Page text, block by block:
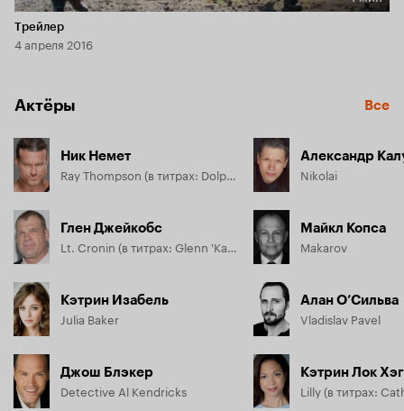
Длительность 1 мин
Трейлер
4 апреля 2016
Актёры Все
Ник Немет
Глен Джейкобс
Кэтрин Изабель
Julia Baker
Джош Блэкер
Detective Al Kendricks
Александр
Nikolai
Майкл Копса
Makarov
Алан О’Сильва
Vladislav Pavel
Кэтрин Лок